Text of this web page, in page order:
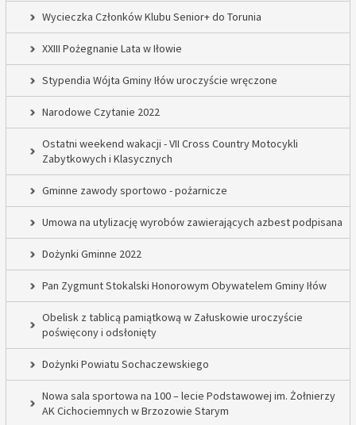
Wycieczka Członków Klubu Senior+ do Torunia
XXIII Pożegnanie Lata w Iłowie
Stypendia Wójta Gminy Iłów uroczyście wręczone
Narodowe Czytanie 2022
Ostatni weekend wakacji - VII Cross Country Motocykli
Zabytkowych i Klasycznych
Gminne zawody sportowo - pożarnicze
Umowa na utylizację wyrobów zawierających azbest podpisana
Dożynki Gminne 2022
Pan Zygmunt Stokalski Honorowym Obywatelem Gminy Iłów
Obelisk z tablicą pamiątkową w Załuskowie uroczyście
poświęcony i odsłonięty
Dożynki Powiatu Sochaczewskiego
Nowa sala sportowa na 100 – lecie Podstawowej im. Żołnierzy
AK Cichociemnych w Brzozowie Starym